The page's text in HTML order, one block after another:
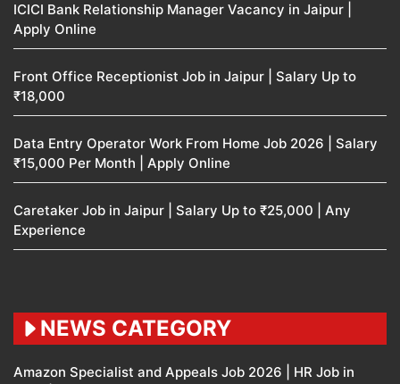
ICICI Bank Relationship Manager Vacancy in Jaipur |
Apply Online
Front Office Receptionist Job in Jaipur | Salary Up to
₹18,000
Data Entry Operator Work From Home Job 2026 | Salary
₹15,000 Per Month | Apply Online
Caretaker Job in Jaipur | Salary Up to ₹25,000 | Any
Experience
NEWS CATEGORY
Amazon Specialist and Appeals Job 2026 | HR Job in